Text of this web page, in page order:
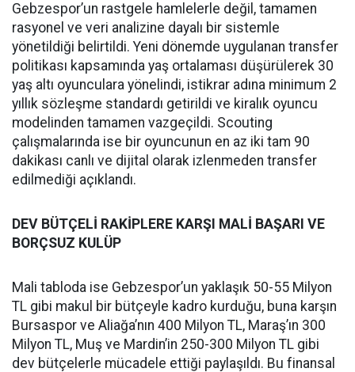
Gebzespor’un rastgele hamlelerle değil, tamamen
rasyonel ve veri analizine dayalı bir sistemle
yönetildiği belirtildi. Yeni dönemde uygulanan transfer
politikası kapsamında yaş ortalaması düşürülerek 30
yaş altı oyunculara yönelindi, istikrar adına minimum 2
yıllık sözleşme standardı getirildi ve kiralık oyuncu
modelinden tamamen vazgeçildi. Scouting
çalışmalarında ise bir oyuncunun en az iki tam 90
dakikası canlı ve dijital olarak izlenmeden transfer
edilmediği açıklandı.
DEV BÜTÇELİ RAKİPLERE KARŞI MALİ BAŞARI VE
BORÇSUZ KULÜP
Mali tabloda ise Gebzespor’un yaklaşık 50-55 Milyon
TL gibi makul bir bütçeyle kadro kurduğu, buna karşın
Bursaspor ve Aliağa’nın 400 Milyon TL, Maraş’ın 300
Milyon TL, Muş ve Mardin’in 250-300 Milyon TL gibi
dev bütçelerle mücadele ettiği paylaşıldı. Bu finansal